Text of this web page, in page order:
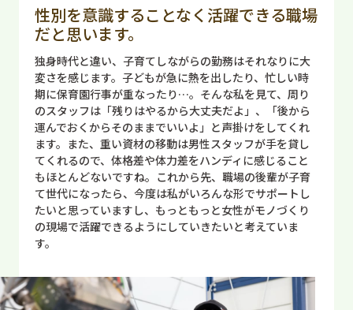
性別を意識することなく活躍できる職場
だと思います。
独身時代と違い、子育てしながらの勤務はそれなりに大
変さを感じます。子どもが急に熱を出したり、忙しい時
期に保育園行事が重なったり…。そんな私を見て、周り
のスタッフは「残りはやるから大丈夫だよ」、「後から
運んでおくからそのままでいいよ」と声掛けをしてくれ
ます。また、重い資材の移動は男性スタッフが手を貸し
てくれるので、体格差や体力差をハンディに感じること
もほとんどないですね。これから先、職場の後輩が子育
て世代になったら、今度は私がいろんな形でサポートし
たいと思っていますし、もっともっと女性がモノづくり
の現場で活躍できるようにしていきたいと考えていま
す。